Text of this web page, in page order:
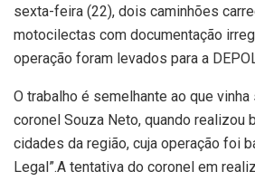
sexta-feira (22), dois caminhões
motocilectas com documentação
operação foram levados para a
O trabalho é semelhante ao que
coronel Souza Neto, quando realizou
cidades da região, cuja operação foi
Legal”.A tentativa do coronel em